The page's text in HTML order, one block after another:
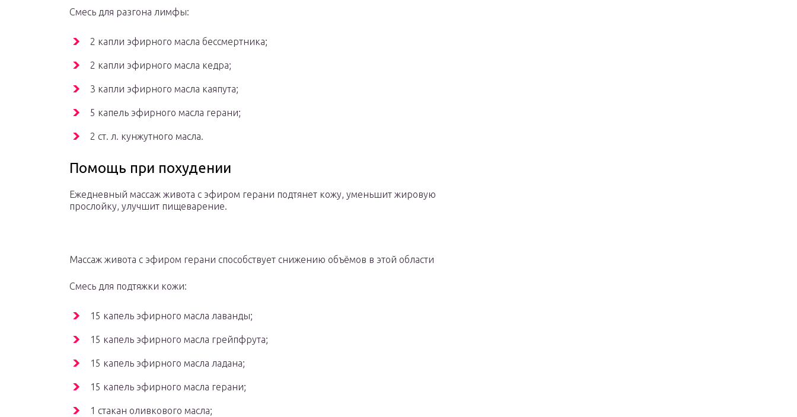
Смесь для разгона лимфы:
2 капли эфирного масла бессмертника;
2 капли эфирного масла кедра;
3 капли эфирного масла каяпута;
5 капель эфирного масла герани;
2 ст. л. кунжутного масла.
Помощь при похудении
Ежедневный массаж живота с эфиром герани подтянет кожу, уменьшит жировую
прослойку, улучшит пищеварение.
Массаж живота с эфиром герани способствует снижению объёмов в этой области
Смесь для подтяжки кожи:
15 капель эфирного масла лаванды;
15 капель эфирного масла грейпфрута;
15 капель эфирного масла ладана;
15 капель эфирного масла герани;
1 стакан оливкового масла;